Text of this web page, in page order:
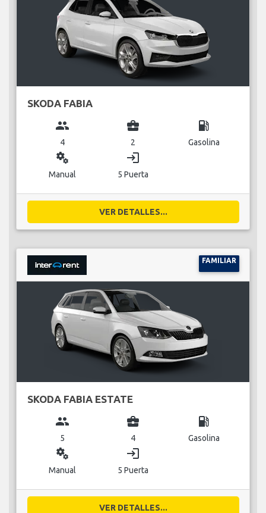
SKODA FABIA
group
4
business_center
2
local_gas_station
Gasolina
miscellaneous_services
Manual
login
5 Puerta
VER DETALLES...
FAMILIAR
SKODA FABIA ESTATE
group
5
business_center
4
local_gas_station
Gasolina
miscellaneous_services
Manual
login
5 Puerta
VER DETALLES...